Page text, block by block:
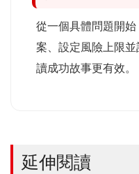
從一個具體問題開
案、設定風險上限
讀成功故事更有效。
延伸閱讀